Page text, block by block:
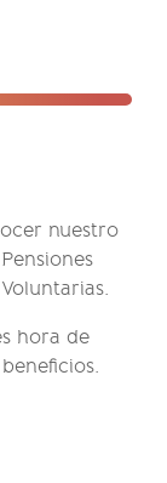
nuestro
hora de